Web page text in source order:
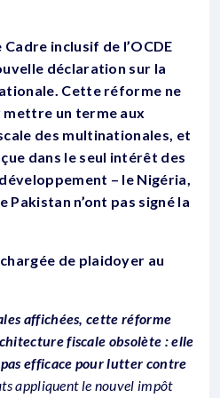
inclusif de l’OCDE
déclaration sur la
Cette réforme ne
un terme aux
des multinationales, et
dans le seul intérêt des
– le Nigéria,
Pakistan n’ont pas signé la
de plaidoyer au
affichées, cette réforme
fiscale obsolète : elle
efficace pour lutter contre
appliquent le nouvel impôt